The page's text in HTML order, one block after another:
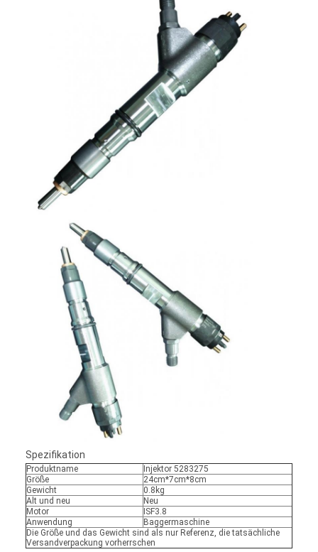
Spezifikation
Produktname
Injektor 5283275
Größe
24cm*7cm*8cm
Gewicht
0.8kg
Alt und neu
Neu
Motor
ISF3.8
Anwendung
Baggermaschine
Die Größe und das Gewicht sind als nur Referenz, die tatsächliche
Versandverpackung vorherrschen